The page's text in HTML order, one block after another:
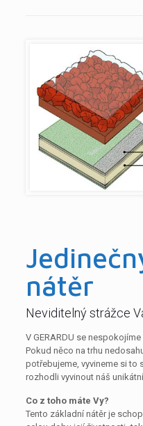
nátěr
Neviditelný strážce
V GERARDU se
Pokud něco na trhu
potřebujeme, vyvineme si to
rozhodli vyvinout náš
Co z toho máte Vy?
Tento základní nátěr je